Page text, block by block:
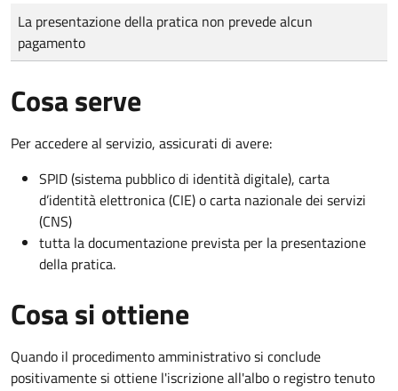
Tipo di pagamento
Importo
La presentazione della pratica non prevede alcun
pagamento
Cosa serve
Per accedere al servizio, assicurati di avere:
SPID (sistema pubblico di identità digitale), carta
d’identità elettronica (CIE) o carta nazionale dei servizi
(CNS)
tutta la documentazione prevista per la presentazione
della pratica.
Cosa si ottiene
Quando il procedimento amministrativo si conclude
positivamente si ottiene l'iscrizione all'albo o registro tenuto